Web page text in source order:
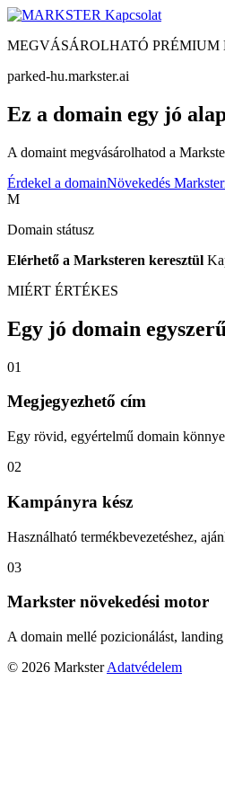
Kapcsolat
MEGVÁSÁROLHATÓ PRÉMIUM
parked-hu.markster.ai
Ez a domain egy jó
A domaint megvásárolhatod a
Érdekel a domainNövekedés
M
Domain státusz
Elérhető a Marksteren keresztül
MIÉRT ÉRTÉKES
Egy jó domain
01
Megjegyezhető cím
Egy rövid, egyértelmű domain
02
Kampányra kész
Használható termékbevezetéshez,
03
Markster növekedési motor
A domain mellé pozicionálást,
© 2026 Markster Adatvédelem